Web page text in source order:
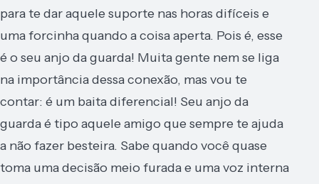
para te dar aquele suporte nas horas difíceis e
uma forcinha quando a coisa aperta. Pois é, esse
é o seu anjo da guarda! Muita gente nem se liga
na importância dessa conexão, mas vou te
contar: é um baita diferencial! Seu anjo da
guarda é tipo aquele amigo que sempre te ajuda
a não fazer besteira. Sabe quando você quase
toma uma decisão meio furada e uma voz interna